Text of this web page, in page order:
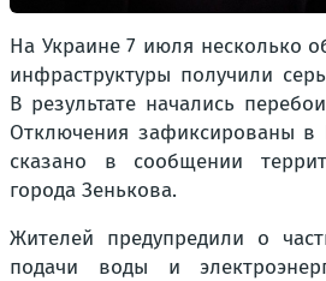
На Украине 7 июля несколько
инфраструктуры получили
В результате начались
Отключения зафиксированы в
сказано в сообщении
города Зенькова.
Жителей предупредили о
подачи воды и